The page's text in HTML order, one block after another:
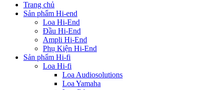
Trang chủ
Sản phẩm Hi-end
Loa Hi-End
Đầu Hi-End
Ampli Hi-End
Phụ Kiện Hi-End
Sản phẩm Hi-fi
Loa Hi-fi
Loa Audiosolutions
Loa Yamaha